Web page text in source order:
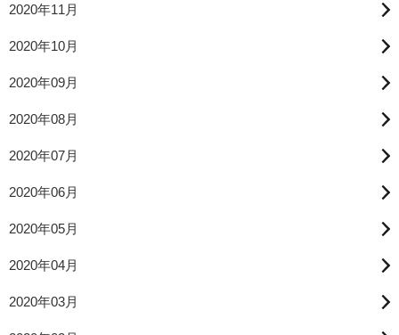
2020年11月
2020年10月
2020年09月
2020年08月
2020年07月
2020年06月
2020年05月
2020年04月
2020年03月